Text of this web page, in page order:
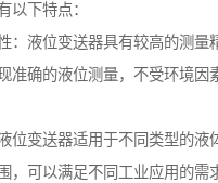
以下特点：
：液位变送器具有较高的测量
准确的液位测量，不受环境因
位变送器适用于不同类型的液
，可以满足不同工业应用的需